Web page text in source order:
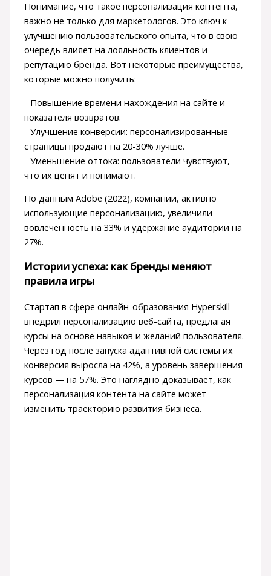
Понимание, что такое персонализация контента,
важно не только для маркетологов. Это ключ к
улучшению пользовательского опыта, что в свою
очередь влияет на лояльность клиентов и
репутацию бренда. Вот некоторые преимущества,
которые можно получить:
- Повышение времени нахождения на сайте и
показателя возвратов.
- Улучшение конверсии: персонализированные
страницы продают на 20-30% лучше.
- Уменьшение оттока: пользователи чувствуют,
что их ценят и понимают.
По данным Adobe (2022), компании, активно
использующие персонализацию, увеличили
вовлеченность на 33% и удержание аудитории на
27%.
Истории успеха: как бренды меняют
правила игры
Стартап в сфере онлайн-образования Hyperskill
внедрил персонализацию веб-сайта, предлагая
курсы на основе навыков и желаний пользователя.
Через год после запуска адаптивной системы их
конверсия выросла на 42%, а уровень завершения
курсов — на 57%. Это наглядно доказывает, как
персонализация контента на сайте может
изменить траекторию развития бизнеса.